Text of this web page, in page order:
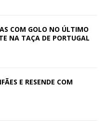
COM GOLO NO ÚLTIMO
NA TAÇA DE PORTUGAL
E RESENDE COM